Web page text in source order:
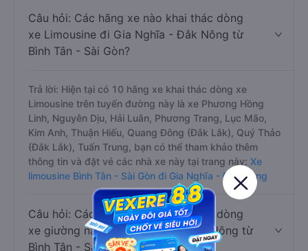
Câu hỏi: Các hãng xe nào khai thác dòng
xe Limousine đi Gia Nghĩa - Đắk Nông từ
Bình Tân - Sài Gòn?
Trả lời: Hiện tại có 10 hãng xe khai thác dòng xe
Limousine trên tuyến đường này là xe Phương Hồng
Linh, Nguyên Dịu, Hải Luân, Phương Trang, Lục Mão,
Kim Anh, Thuận Hiếu, Quang Đông (Đắk Lắk), Quý Thảo
(Đắk Lắk), Tuấn Trung, bạn có thể tham khảo thêm
thông tin và đặt vé các nhà xe này tại trang này: Xe
limousine Bình Tân - Sài Gòn đi Gia Nghĩa - Đắk Nông
Câu hỏi: Các hãng xe nào khai thác dòng
xe giường nằm đi Gia Nghĩa - Đắk Nông từ
Bình Tân - Sài Gòn?